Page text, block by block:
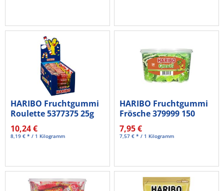
HARIBO Fruchtgummi
Roulette 5377375 25g
50St.
10,24 €
8,19 € * / 1 Kilogramm
HARIBO Fruchtgummi
Frösche 379999 150
St./Pack.
7,95 €
7,57 € * / 1 Kilogramm